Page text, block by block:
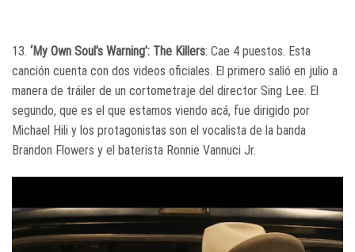
13. ‘My Own Soul’s Warning’: The Killers: Cae 4 puestos. Esta
canción cuenta con dos videos oficiales. El primero salió en julio a
manera de tráiler de un cortometraje del director Sing Lee. El
segundo, que es el que estamos viendo acá, fue dirigido por
Michael Hili y los protagonistas son el vocalista de la banda
Brandon Flowers y el baterista Ronnie Vannuci Jr.